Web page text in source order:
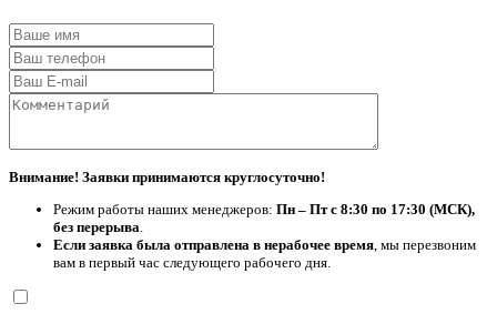
Внимание! Заявки принимаются круглосуточно!
Режим работы наших менеджеров: Пн – Пт с 8:30 по 17:30 (МСК),
без перерыва
Если заявка была отправлена в нерабочее время , мы перезвоним
вам в первый час следующего рабочего дня.